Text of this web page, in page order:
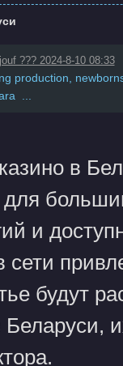
??? 2024-8-10 08:33
production,
...
в
для
и
сети
будут
Беларуси,